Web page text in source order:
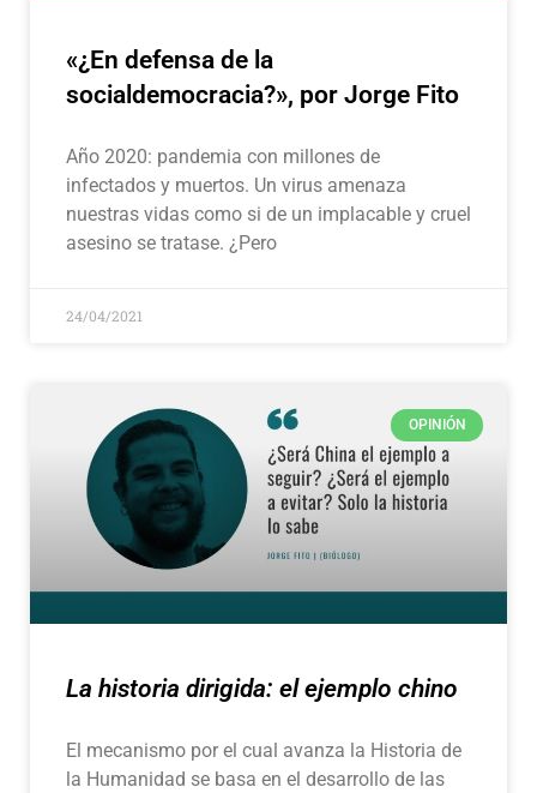
«¿En defensa de la
socialdemocracia?», por Jorge Fito
Año 2020: pandemia con millones de
infectados y muertos. Un virus amenaza
nuestras vidas como si de un implacable y cruel
asesino se tratase. ¿Pero
24/04/2021
OPINIÓN
La historia dirigida: el ejemplo chino
El mecanismo por el cual avanza la Historia de
la Humanidad se basa en el desarrollo de las